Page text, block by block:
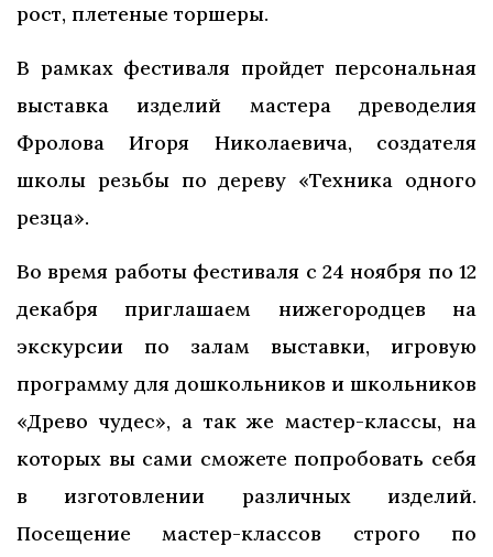
рост, плетеные торшеры.
В рамках фестиваля пройдет персональная
выставка изделий мастера древоделия
Фролова Игоря Николаевича, создателя
школы резьбы по дереву «Техника одного
резца».
Во время работы фестиваля с 24 ноября по 12
декабря приглашаем нижегородцев на
экскурсии по залам выставки, игровую
программу для дошкольников и школьников
«Древо чудес», а так же мастер-классы, на
которых вы сами сможете попробовать себя
в изготовлении различных изделий.
Посещение мастер-классов строго по